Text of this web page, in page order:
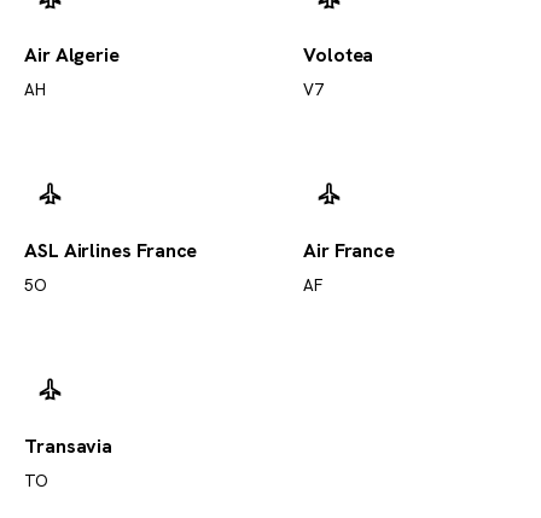
Air Algerie
AH
Volotea
V7
ASL Airlines France
5O
Air France
AF
Transavia
TO